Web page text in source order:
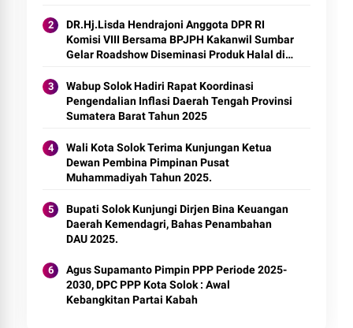
DR.Hj.Lisda Hendrajoni Anggota DPR RI
Komisi VIII Bersama BPJPH Kakanwil Sumbar
Gelar Roadshow Diseminasi Produk Halal di
Wabup Solok Hadiri Rapat Koordinasi
Pengendalian Inflasi Daerah Tengah Provinsi
Sumatera Barat Tahun 2025
Wali Kota Solok Terima Kunjungan Ketua
Dewan Pembina Pimpinan Pusat
Muhammadiyah Tahun 2025.
Bupati Solok Kunjungi Dirjen Bina Keuangan
Daerah Kemendagri, Bahas Penambahan
DAU 2025.
Agus Supamanto Pimpin PPP Periode 2025-
2030, DPC PPP Kota Solok : Awal
Kebangkitan Partai Kabah